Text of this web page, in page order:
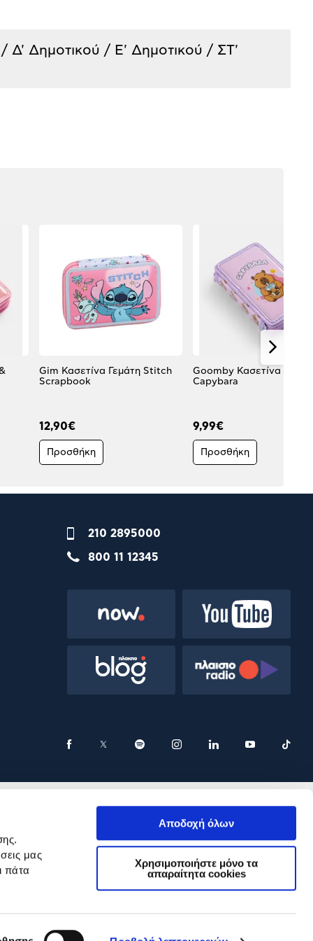
μας
πάτα
Αποδοχή όλων
Χρησιμοποιήστε μόνο τα
απαραίτητα cookies
Δ' Δημοτικού / Ε' Δημοτικού / ΣΤ'
Gim Κασετίνα Γεμάτη Stitch
Scrapbook
12,90€
Προσθήκη
Goomby Κασετίνα
Capybara
9,99€
Προσθήκη
210 2895000
800 11 12345